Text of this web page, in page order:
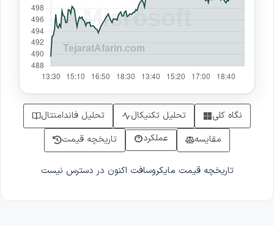
نگاه کلی تحلیل تکنیکال
تحلیل فاندامنتال
مقایسه
عملکرد تاریخچه قیمت
تاریخچه قیمت مایکروسافت اکنون در دسترس نیست